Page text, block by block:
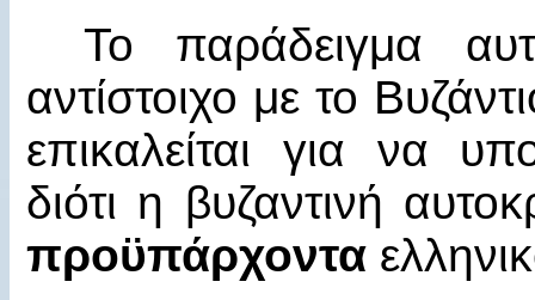
Το παράδειγμα
αντίστοιχο με το
επικαλείται για να
διότι η βυζαντινή
προϋπάρχοντα